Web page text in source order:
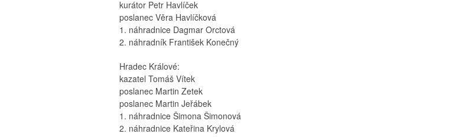
kurátor Petr Havlíček
poslanec Věra Havlíčková
1. náhradnice Dagmar Orctová
2. náhradník František Konečný
Hradec Králové:
kazatel Tomáš Vítek
poslanec Martin Zetek
poslanec Martin Jeřábek
1. náhradnice Šimona Šimonová
2. náhradnice Kateřina Krylová